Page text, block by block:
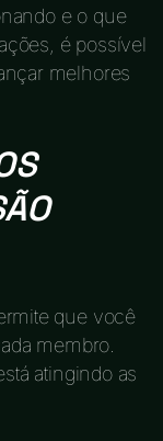
e o que
é possível
melhores
que você
membro.
atingindo as